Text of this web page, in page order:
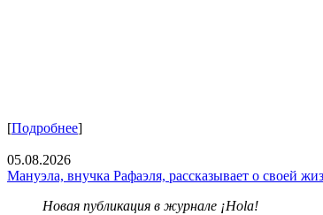
[Подробнее]
05.08.2026
Мануэла, внучка Рафаэля, рассказывает о своей
Новая публикация в журнале ¡Hola!